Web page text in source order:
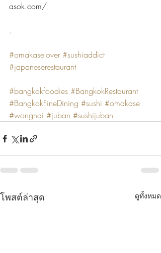
asok.com/
.
#omakaselover #sushiaddict
#japaneserestaurant
#bangkokfoodies #BangkokRestaurant
#BangkokFineDining #sushi #omakase
#wongnai #juban #sushijuban
โพสต์ล่าสุด ดูทั้งหมด